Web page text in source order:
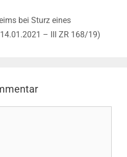
bei Sturz eines
– III ZR 168/19)